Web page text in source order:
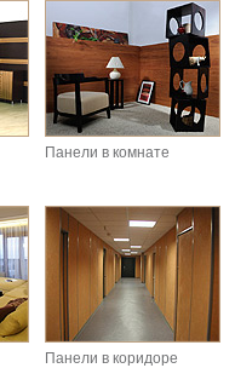
Панели в комнате
Панели в коридоре